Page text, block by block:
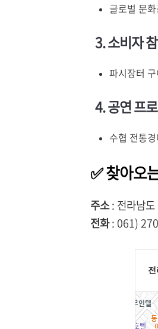
글로벌 문
3. 소비자
파시장터
4. 공연 프
수협 전통
✅ 찾아오
주소: 전라남도
전화: 061)